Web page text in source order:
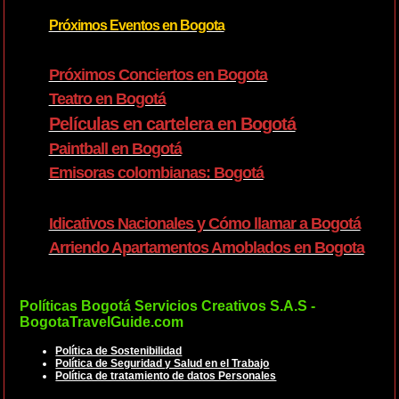
Próximos Eventos en Bogota
Próximos Conciertos en Bogota
Teatro en Bogotá
Películas en cartelera en Bogotá
Paintball en Bogotá
Emisoras colombianas: Bogotá
Idicativos Nacionales y Cómo llamar a Bogotá
Arriendo Apartamentos Amoblados en Bogota
Políticas Bogotá Servicios Creativos S.A.S -
BogotaTravelGuide.com
Política de Sostenibilidad
Política de Seguridad y Salud en el Trabajo
Política de tratamiento de datos Personales